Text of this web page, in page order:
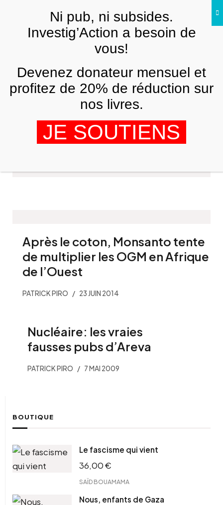
Patrick Piro
Après le coton, Monsanto tente
de multiplier les OGM en Afrique
de l’Ouest
PATRICK PIRO 23 JUIN 2014
Nucléaire: les vraies
fausses pubs d’Areva
PATRICK PIRO 7 MAI 2009
BOUTIQUE
Le fascisme qui vient
36,00€
SAÏD BOUAMAMA
Nous, enfants de Gaza
Ni pub, ni subsides.
Investig’Action a besoin de
vous!
Devenez donateur mensuel et
profitez de 20% de réduction sur
nos livres.
JE SOUTIENS